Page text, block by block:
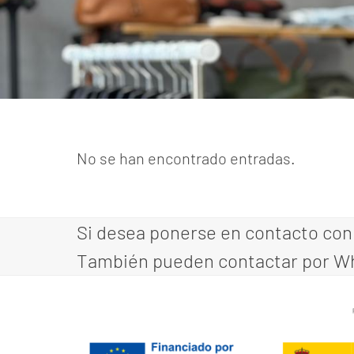
No se han encontrado entradas.
Si desea ponerse en contacto
También pueden contactar por